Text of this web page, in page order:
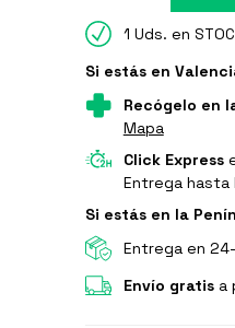
1 Uds. en
Si estás en
Recógelo en
Mapa
Click Express
Entrega hasta
Si estás en la
Entrega en
Envío gratisa